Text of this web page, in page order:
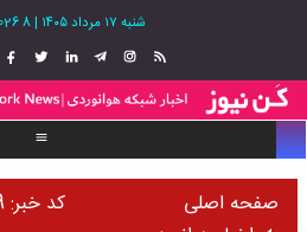
شنبه ۱۷ مرداد ۱۴۰۵ |
8 August 2026
صفحه اصلی
کد خبر: 34379